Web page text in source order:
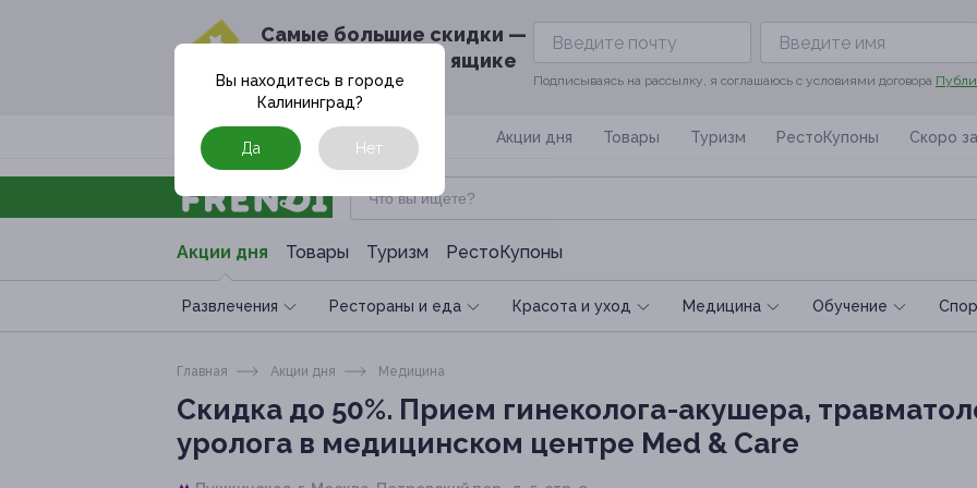
Cамые большие скидки —
в твоём почтовом ящике
Подписываясь на рассылку, я соглашаюсь с условиями договора
Москва Акции дня Товары Туризм РестоКупоны Скоро
Акции дня Товары Туризм РестоКупоны
Развлечения Рестораны и еда Красота и уход Медицина Обучение
Вы находитесь в городе
Калининград?
Да Нет
Главная Акции дня Медицина
Скидка до 50%. Прием гинеколога-акушера,
уролога в медицинском центре Med & Care